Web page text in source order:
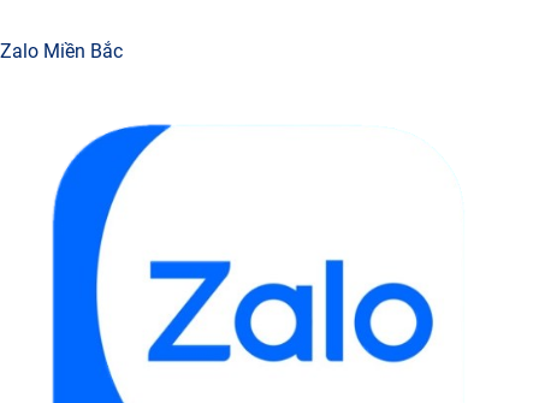
Zalo Miền Bắc